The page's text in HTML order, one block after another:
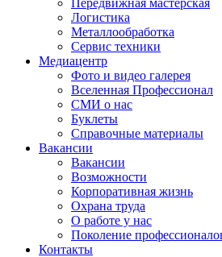
Передвижная мастерская
Логистика
Металлообработка
Сервис техники
Медиацентр
Фото и видео галерея
Вселенная Профессионал
СМИ о нас
Буклеты
Справочные материалы
Вакансии
Вакансии
Возможности
Корпоративная жизнь
Охрана труда
О работе у нас
Поколение
Контакты